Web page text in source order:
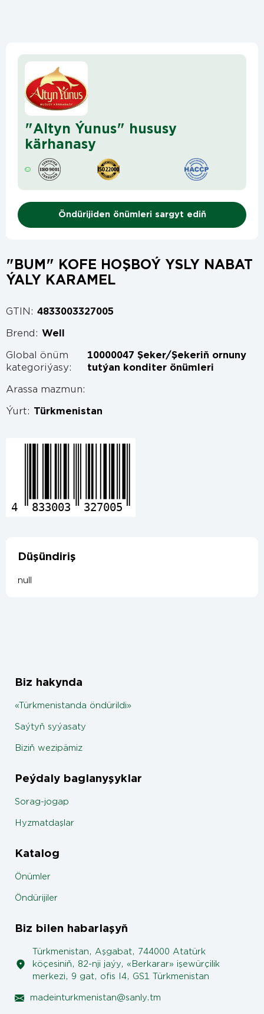
"Altyn Ýunus" hususy
kärhanasy
Öndürijiden önümleri sargyt ediň
"BUM" KOFE HOŞBOÝ YSLY NABAT
ÝALY KARAMEL
GTIN: 4833003327005
Brend: Well
Global önüm
kategoriýasy:
10000047 Şeker/Şekeriň ornuny
tutýan konditer önümleri
Arassa mazmun:
Ýurt: Türkmenistan
4 833003 327005
Düşündiriş
null
Biz hakynda
«Türkmenistanda öndürildi»
Saýtyň syýasaty
Biziň wezipämiz
Peýdaly baglanyşyklar
Sorag-jogap
Hyzmatdaşlar
Katalog
Önümler
Öndürijiler
Biz bilen habarlaşyň
Türkmenistan, Aşgabat, 744000 Atatürk
köçesiniň, 82-nji jaýy, «Berkarar» işewürçilik
merkezi, 9 gat, ofis I4, GS1 Türkmenistan
madeinturkmenistan@sanly.tm